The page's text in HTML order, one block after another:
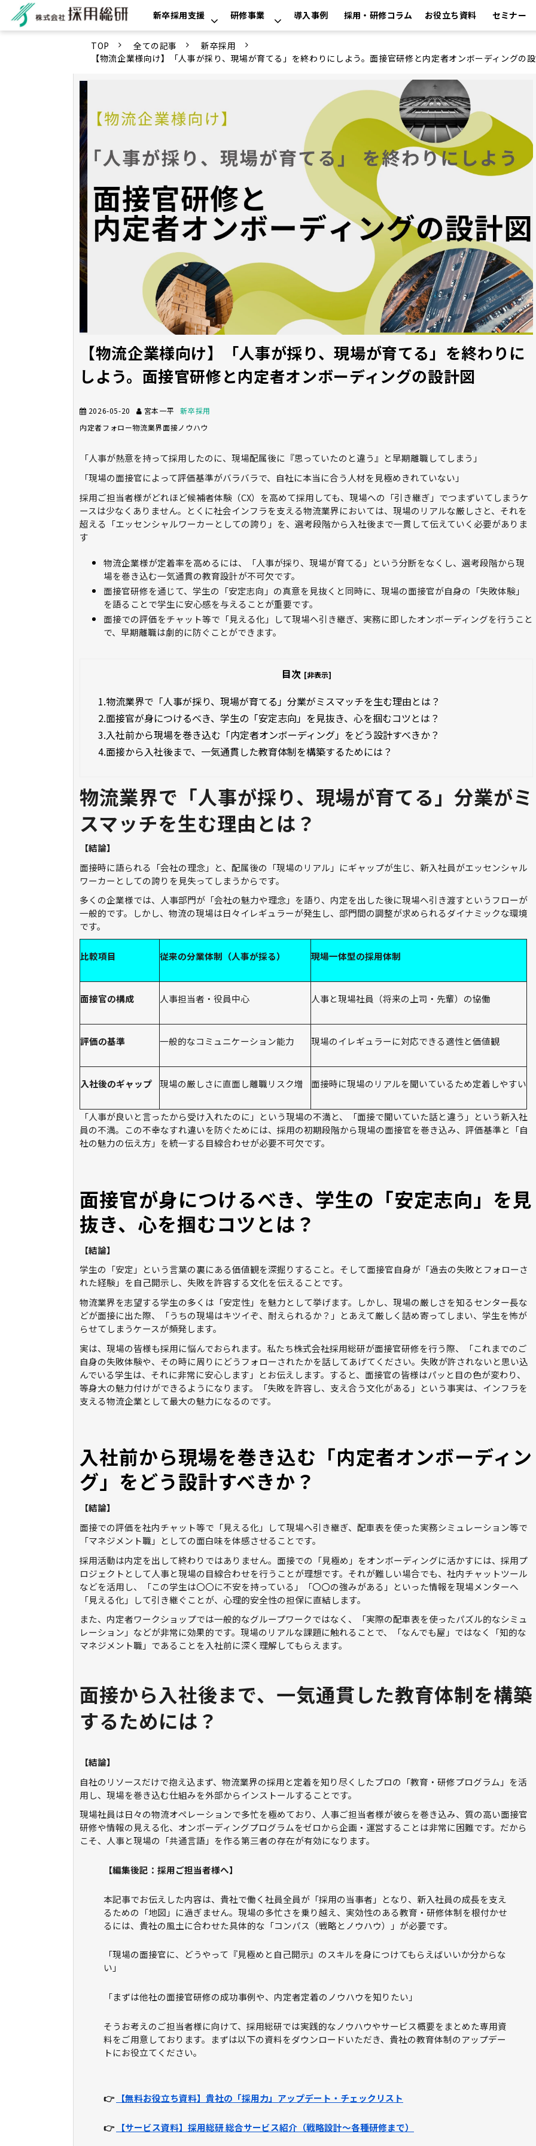
新卒採用支援 研修事業 導入事例 採用・研修コラム お役立ち資料 セミナー
TOP 全ての記事
新卒採用
【物流企業様向け】「人事が採り、現場が育てる」を終わりにしよう。面接官研修と内定者オンボーディングの
【物流企業様向け】「人事が採り、現場が育てる」を終わりに
しよう。面接官研修と内定者オンボーディングの設計図
2026-05-20 宮本一平
新卒採用
内定者フォロー物流業界面接ノウハウ
「人事が熱意を持って採用したのに、現場配属後に『思っていたのと違う』と早期離職してしまう」
「現場の面接官によって評価基準がバラバラで、自社に本当に合う人材を見極めきれていない」
採用ご担当者様がどれほど候補者体験（CX）を高めて採用しても、現場への「引き継ぎ」でつまずいてしまうケ
ースは少なくありません。とくに社会インフラを支える物流業界においては、現場のリアルな厳しさと、それを
超える「エッセンシャルワーカーとしての誇り」を、選考段階から入社後まで一貫して伝えていく必要がありま
す
物流企業様が定着率を高めるには、「人事が採り、現場が育てる」という分断をなくし、選考段階から現
場を巻き込む一気通貫の教育設計が不可欠です。
面接官研修を通じて、学生の「安定志向」の真意を見抜くと同時に、現場の面接官が自身の「失敗体験」
を語ることで学生に安心感を与えることが重要です。
面接での評価をチャット等で「見える化」して現場へ引き継ぎ、実務に即したオンボーディングを行うこと
で、早期離職は劇的に防ぐことができます。
目次 [非表示]
1.物流業界で「人事が採り、現場が育てる」分業がミスマッチを生む理由とは？
2.面接官が身につけるべき、学生の「安定志向」を見抜き、心を掴むコツとは？
3.入社前から現場を巻き込む「内定者オンボーディング」をどう設計すべきか？
4.面接から入社後まで、一気通貫した教育体制を構築するためには？
物流業界で「人事が採り、現場が育てる」分業がミ
スマッチを生む理由とは？
【結論】
面接時に語られる「会社の理念」と、配属後の「現場のリアル」にギャップが生じ、新入社員がエッセンシャル
ワーカーとしての誇りを見失ってしまうからです。
多くの企業様では、人事部門が「会社の魅力や理念」を語り、内定を出した後に現場へ引き渡すというフローが
一般的です。しかし、物流の現場は日々イレギュラーが発生し、部門間の調整が求められるダイナミックな環境
です。
比較項目 従来の分業体制（人事が採る） 現場一体型の採用体制
面接官の構成 人事担当者・役員中心 人事と現場社員（将来の上司・先輩）の協働
評価の基準 一般的なコミュニケーション能力 現場のイレギュラーに対応できる適性と価値観
入社後のギャップ 現場の厳しさに直面し離職リスク増 面接時に現場のリアルを聞いているため定着しやすい
「人事が良いと言ったから受け入れたのに」という現場の不満と、「面接で聞いていた話と違う」という新入社
員の不満。この不幸なすれ違いを防ぐためには、採用の初期段階から現場の面接官を巻き込み、評価基準と「自
社の魅力の伝え方」を統一する目線合わせが必要不可欠です。
面接官が身につけるべき、学生の「安定志向」を見
抜き、心を掴むコツとは？
【結論】
学生の「安定」という言葉の裏にある価値観を深掘りすること。そして面接官自身が「過去の失敗とフォローさ
れた経験」を自己開示し、失敗を許容する文化を伝えることです。
物流業界を志望する学生の多くは「安定性」を魅力として挙げます。しかし、現場の厳しさを知るセンター長な
どが面接に出た際、「うちの現場はキツイぞ、耐えられるか？」とあえて厳しく詰め寄ってしまい、学生を怖が
らせてしまうケースが頻発します。
実は、現場の皆様も採用に悩んでおられます。私たち株式会社採用総研が面接官研修を行う際、「これまでのご
自身の失敗体験や、その時に周りにどうフォローされたかを話してあげてください。失敗が許されないと思い込
んでいる学生は、それに非常に安心します」とお伝えします。すると、面接官の皆様はパッと目の色が変わり、
等身大の魅力付けができるようになります。「失敗を許容し、支え合う文化がある」という事実は、インフラを
支える物流企業として最大の魅力になるのです。
入社前から現場を巻き込む「内定者オンボーディン
グ」をどう設計すべきか？
【結論】
面接での評価を社内チャット等で「見える化」して現場へ引き継ぎ、配車表を使った実務シミュレーション等で
「マネジメント職」としての面白味を体感させることです。
採用活動は内定を出して終わりではありません。面接での「見極め」をオンボーディングに活かすには、採用プ
ロジェクトとして人事と現場の目線合わせを行うことが理想です。それが難しい場合でも、社内チャットツール
などを活用し、「この学生は〇〇に不安を持っている」「〇〇の強みがある」といった情報を現場メンターへ
「見える化」して引き継ぐことが、心理的安全性の担保に直結します。
また、内定者ワークショップでは一般的なグループワークではなく、「実際の配車表を使ったパズル的なシミュ
レーション」などが非常に効果的です。現場のリアルな課題に触れることで、「なんでも屋」ではなく「知的な
マネジメント職」であることを入社前に深く理解してもらえます。
面接から入社後まで、一気通貫した教育体制を構築
するためには？
【結論】
自社のリソースだけで抱え込まず、物流業界の採用と定着を知り尽くしたプロの「教育・研修プログラム」を活
用し、現場を巻き込む仕組みを外部からインストールすることです。
現場社員は日々の物流オペレーションで多忙を極めており、人事ご担当者様が彼らを巻き込み、質の高い面接官
研修や情報の見える化、オンボーディングプログラムをゼロから企画・運営することは非常に困難です。だから
こそ、人事と現場の「共通言語」を作る第三者の存在が有効になります。
【編集後記：採用ご担当者様へ】
本記事でお伝えした内容は、貴社で働く社員全員が「採用の当事者」となり、新入社員の成長を支え
るための「地図」に過ぎません。現場の多忙さを乗り越え、実効性のある教育・研修体制を根付かせ
るには、貴社の風土に合わせた具体的な「コンパス（戦略とノウハウ）」が必要です。
「現場の面接官に、どうやって『見極めと自己開示』のスキルを身につけてもらえばいいか分からな
い」
「まずは他社の面接官研修の成功事例や、内定者定着のノウハウを知りたい」
そうお考えのご担当者様に向けて、採用総研では実践的なノウハウやサービス概要をまとめた専用資
料をご用意しております。まずは以下の資料をダウンロードいただき、貴社の教育体制のアップデー
トにお役立てください。
👉 【無料お役立ち資料】貴社の「採用力」アップデート・チェックリスト
👉 【サービス資料】採用総研 総合サービス紹介（戦略設計～各種研修まで）